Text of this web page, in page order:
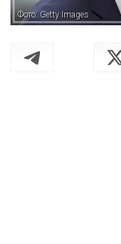
Фото: Getty Images